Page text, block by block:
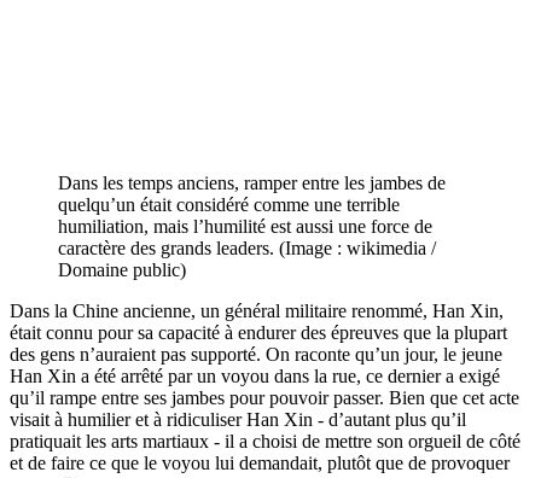
Dans les temps anciens, ramper entre les jambes de
quelqu’un était considéré comme une terrible
humiliation, mais l’humilité est aussi une force de
caractère des grands leaders. (Image : wikimedia /
Domaine public)
Dans la Chine ancienne, un général militaire renommé, Han Xin,
était connu pour sa capacité à endurer des épreuves que la plupart
des gens n’auraient pas supporté. On raconte qu’un jour, le jeune
Han Xin a été arrêté par un voyou dans la rue, ce dernier a exigé
qu’il rampe entre ses jambes pour pouvoir passer. Bien que cet acte
visait à humilier et à ridiculiser Han Xin - d’autant plus qu’il
pratiquait les arts martiaux - il a choisi de mettre son orgueil de côté
et de faire ce que le voyou lui demandait, plutôt que de provoquer